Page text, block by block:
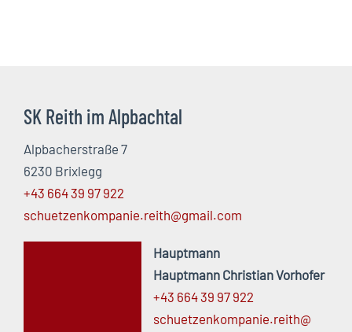
SK Reith im Alpbachtal
Alpbacherstraße 7
6230 Brixlegg
+43 664 39 97 922
schuetzenkompanie.reith@gmail.com
Hauptmann
Hauptmann Christian Vorhofer
+43 664 39 97 922
schuetzenkompanie.reith@